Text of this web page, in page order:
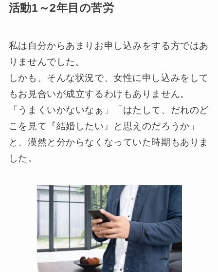
活動1～2年目の苦労
私は自分からあまりお申し込みをする方ではあ
りませんでした。
しかも、そんな状況で、女性に申し込みをして
もお見合いが成立するわけもありません。
「うまくいかないなぁ」「はたして、だれのど
こを見て『結婚したい』と思えのだろうか」
と、漠然と分からなくなっていた時期もありま
した。